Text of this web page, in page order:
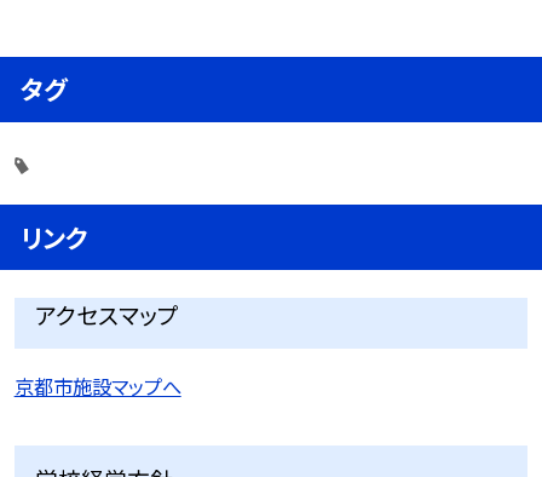
タグ
リンク
アクセスマップ
京都市施設マップへ